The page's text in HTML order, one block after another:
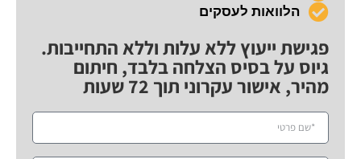
הלוואות לעסקים
פגישת ייעוץ ללא עלות וללא התחייבות.
גיוס על בסיס הצלחה בלבד, חיתום
מהיר, אישור עקרוני תוך 72 שעות